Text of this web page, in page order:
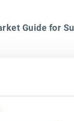
Guide for